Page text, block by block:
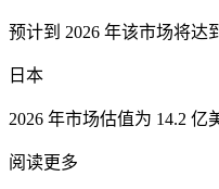
预计到 2026 年该市场将达
日本
2026 年市场估值为 14.2 亿
阅读更多